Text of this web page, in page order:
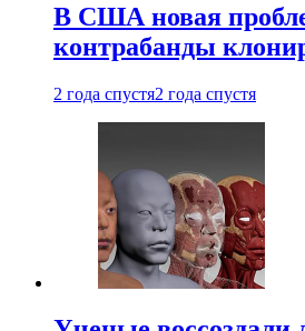
В США новая
контрабанды
2 года спустя2 года спустя